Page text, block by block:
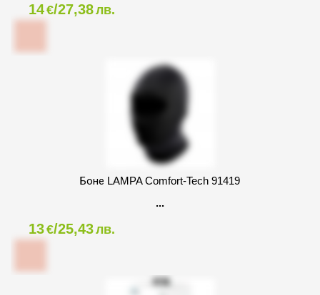
14€/27,38лв.
Боне LAMPA Comfort-Tech 91419
13€/25,43лв.